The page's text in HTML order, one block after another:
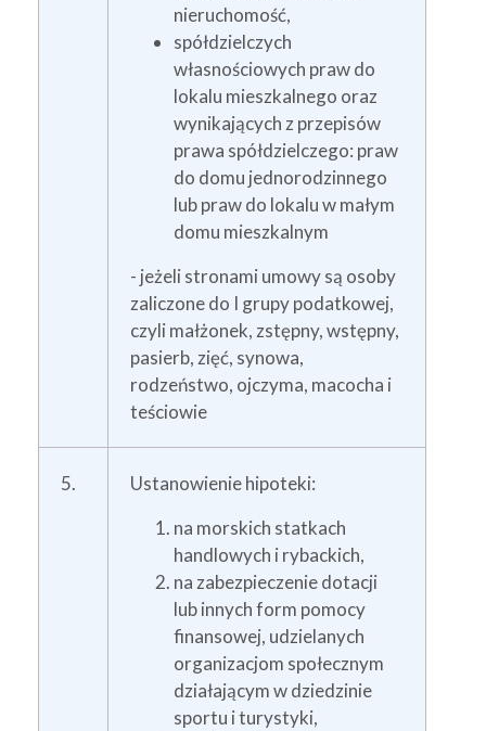
nieruchomość,
spółdzielczych
własnościowych praw do
lokalu mieszkalnego oraz
wynikających z przepisów
prawa spółdzielczego: praw
do domu jednorodzinnego
lub praw do lokalu w małym
domu mieszkalnym
- jeżeli stronami umowy są osoby
zaliczone do I grupy podatkowej,
czyli małżonek, zstępny, wstępny,
pasierb, zięć, synowa,
rodzeństwo, ojczyma, macocha i
teściowie
5.
Ustanowienie hipoteki:
na morskich statkach
handlowych i rybackich,
na zabezpieczenie dotacji
lub innych form pomocy
finansowej, udzielanych
organizacjom społecznym
działającym w dziedzinie
sportu i turystyki,